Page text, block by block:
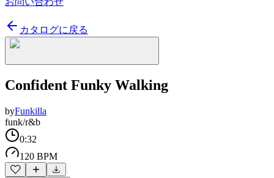
カタログに戻る
Confident Funky Walking
byFunkilla
funk/r&b
0:32
120 BPM